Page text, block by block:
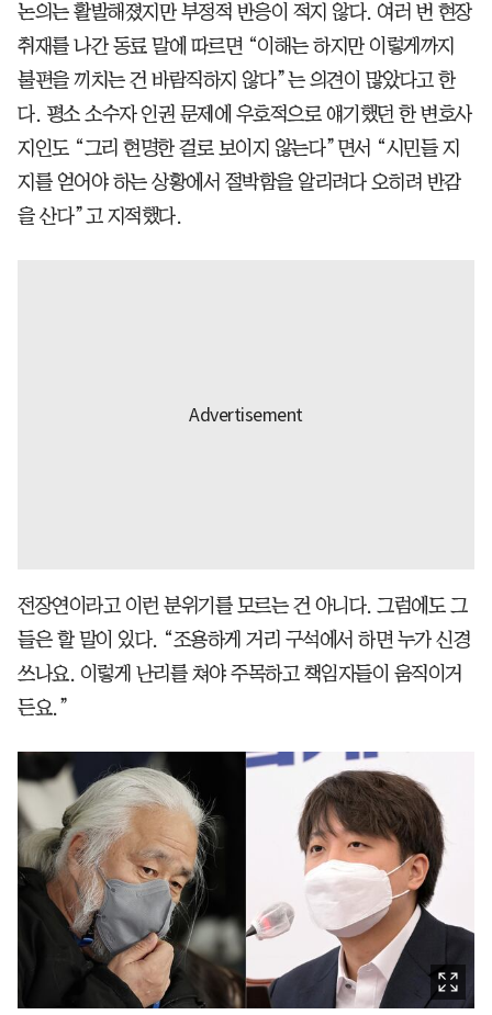
논의는 활발해졌지만 부정적 반응이 적지 않다. 여러 번 현장
취재를 나간 동료 말에 따르면 “이해는 하지만 이렇게까지
불편을 끼치는 건 바람직하지 않다”는 의견이 많았다고 한
다. 평소 소수자 인권 문제에 우호적으로 얘기했던 한 변호사
지인도 “그리 현명한 걸로 보이지 않는다”면서 “시민들 지
지를 얻어야 하는 상황에서 절박함을 알리려다 오히려 반감
을 산다”고 지적했다.
전장연이라고 이런 분위기를 모르는 건 아니다. 그럼에도 그
들은 할 말이 있다. “조용하게 거리 구석에서 하면 누가 신경
쓰나요. 이렇게 난리를 쳐야 주목하고 책임자들이 움직이거
든요.”